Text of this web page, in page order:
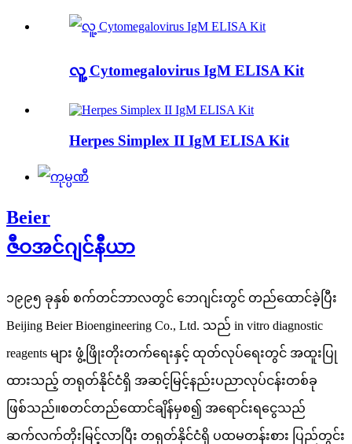
လူ့ Cytomegalovirus IgM ELISA Kit
Herpes Simplex II IgM ELISA Kit
Beier
ဇီဝအင်ဂျင်နီယာ
၁၉၉၅ ခုနှစ် စက်တင်ဘာလတွင် ဘေဂျင်းတွင် တည်ထောင်ခဲ့ပြီး
Beijing Beier Bioengineering Co., Ltd. သည် in vitro diagnostic
reagents များ ဖွံ့ဖြိုးတိုးတက်ရေးနှင့် ထုတ်လုပ်ရေးတွင် အထူးပြု
ထားသည့် တရုတ်နိုင်ငံရှိ အဆင့်မြင့်နည်းပညာလုပ်ငန်းတစ်ခု
ဖြစ်သည်။စတင်တည်ထောင်ချိန်မှစ၍ အရောင်းရငွေသည်
ဆက်လက်တိုးမြင့်လာပြီး တရုတ်နိုင်ငံရှိ ပထမတန်းစား ပြည်တွင်း